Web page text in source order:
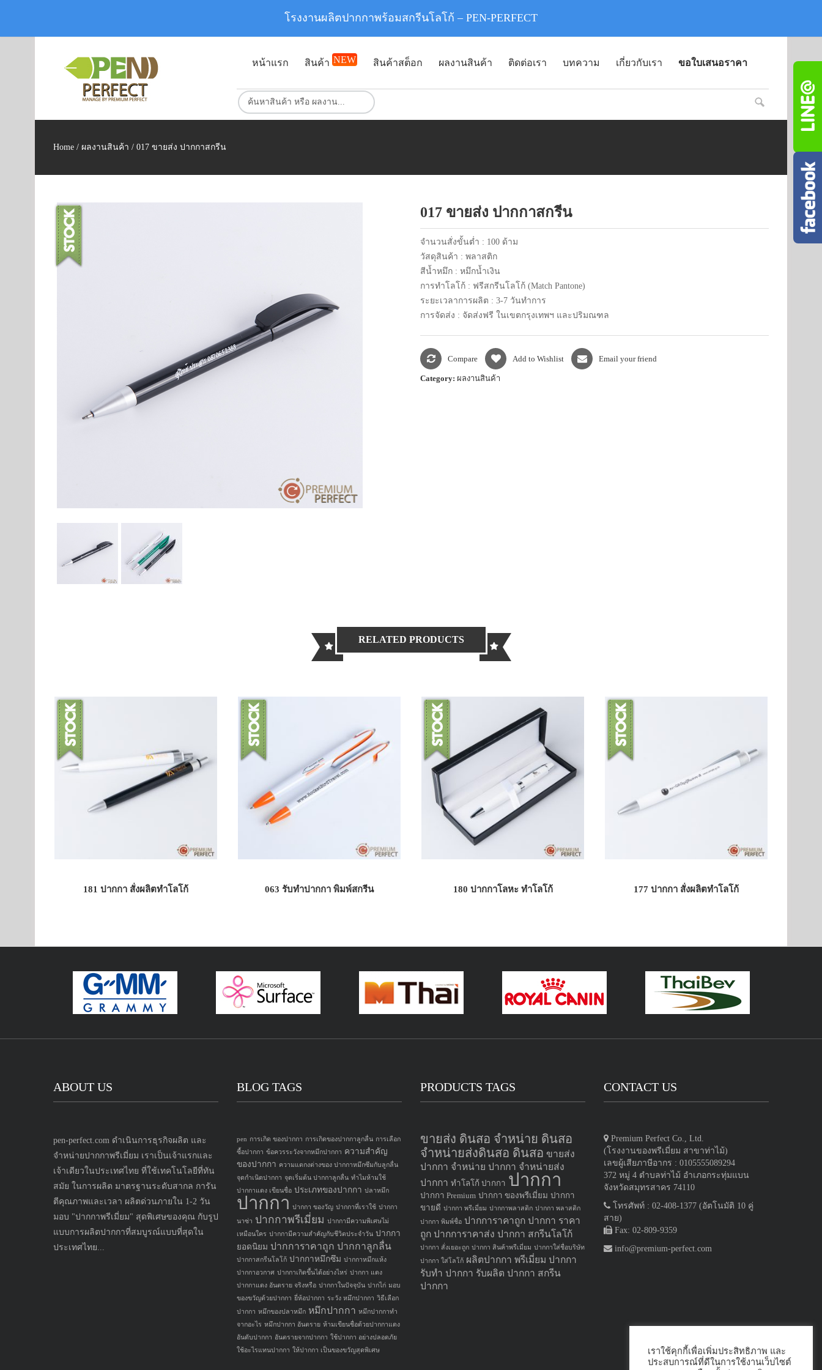
หน้าแรก สินค้า NEW สินค้าสต็อก ผลงานสินค้า ติดต่อเรา บทความ เกี่ยวกับเรา ขอใบเสนอราคา
Home / ผลงานสินค้า / 017 ขายส่ง ปากกาสกรีน
017 ขายส่ง ปากกาสกรีน
จำนวนสั่งขั้นต่ำ : 100 ด้าม
วัสดุสินค้า : พลาสติก
สีน้ำหมึก : หมึกน้ำเงิน
การทำโลโก้ : ฟรีสกรีนโลโก้ (Match Pantone)
ระยะเวลาการผลิต : 3-7 วันทำการ
การจัดส่ง : จัดส่งฟรี ในเขตกรุงเทพฯ และปริมณฑล
Compare Add to Wishlist Email your friend
Category: ผลงานสินค้า
RELATED PRODUCTS
181 ปากกา สั่งผลิตทำโลโก้ 063 รับทำปากกา พิมพ์สกรีน 180 ปากกาโลหะ ทำโลโก้ 177 ปากกา สั่งผลิตทำโลโก้
ABOUT US
pen-perfect.com ดำเนินการธุรกิจผลิต และ
จำหน่ายปากกาพรีเมี่ยม เราเป็นเจ้าแรกและ
เจ้าเดียวในประเทศไทย ที่ใช้เทคโนโลยีที่ทัน
สมัย ในการผลิต มาตรฐานระดับสากล การัน
ตีคุณภาพและเวลา ผลิตด่วนภายใน 1-2 วัน
มอบ "ปากกาพรีเมี่ยม" สุดพิเศษของคุณ กับรูป
แบบการผลิตปากกาที่สมบูรณ์แบบที่สุดใน
ประเทศไทย...
BLOG TAGS
pen การเกิด ของปากกา การเกิดของปากกาลูกลื่น การเลือก
ซื้อปากกา ข้อควรระวังจากหมึกปากกา ความสำคัญ
ของปากกา ความแตกงต่างของ ปากกาหมึกซึมกับลูกลื่น
จุดกำเนิดปากกา จุดเริ่มต้น ปากกาลูกลื่น ทำไมห้ามใช้
ปากกาแดง เขียนชื่อ ประเภทของปากกา ปลาหมึก
ปากกา ปากกา ของวัญ ปากกาที่เราใช้ ปากกา
นาซ่า ปากกาพรีเมี่ยม ปากกามีความพิเศษไม่
เหมือนใคร ปากกามีความสำคัญกับชีวิตประจำวัน ปากกา
ยอดนิยม ปากการาคาถูก ปากกาลูกลื่น
ปากกาสกรีนโลโก้ ปากกาหมึกซึม ปากกาหมึกแห้ง
ปากกาอวกาศ ปากกาเกิดขึ้นได้อย่างไหร่ ปากกา แดง
ปากกาแดง อันตราย จริงหรือ ปากกาในปัจจุบัน ปากไก่ มอบ
ของขวัญด้วยปากกา ยี่ห้อปากกา ระวัง หมึกปากกา วิธีเลือก
ปากกา หมึกของปลาหมึก หมึกปากกา หมึกปากกาทำ
จากอะไร หมึกปากกา อันตราย ห้ามเขียนชื่อด้วยปากกาแดง
อันดับปากกา อันตรายจากปากกา ใช้ปากกา อย่างปลอดภัย
ใช้อะไรแทนปากกา ให้ปากกา เป็นของขวัญสุดพิเศษ
PRODUCTS TAGS
ขายส่ง ดินสอ จำหน่าย ดินสอ
จำหน่ายส่งดินสอ ดินสอ ขายส่ง
ปากกา จำหน่าย ปากกา จำหน่ายส่ง
ปากกา ทำโลโก้ ปากกา ปากกา
ปากกา Premium ปากกา ของพรีเมี่ยม ปากกา
ขายดี ปากกา พรีเมี่ยม ปากกาพลาสติก ปากกา พลาสติก
ปากกา พิมพ์ชื่อ ปากการาคาถูก ปากกา ราคา
ถูก ปากการาคาส่ง ปากกา สกรีนโลโก้
ปากกา สั่งเยอะถูก ปากกา สินค้าพรีเมี่ยม ปากกาใส่ชื่อบริษัท
ปากกา ใส่โลโก้ ผลิตปากกา พรีเมี่ยม ปากกา
รับทำ ปากกา รับผลิต ปากกา สกรีน
ปากกา
CONTACT US
Premium Perfect Co., Ltd.
(โรงงานของพรีเมี่ยม สาขาท่าไม้)
เลขผู้เสียภาษีอากร : 0105555089294
372 หมู่ 4 ตำบลท่าไม้ อำเภอกระทุ่มแบน
จังหวัดสมุทรสาคร 74110
โทรศัพท์ : 02-408-1377 (อัตโนมัติ 10 คู่
สาย)
Fax: 02-809-9359
info@premium-perfect.com
เราใช้คุกกี้เพื่อเพิ่มประสิทธิภาพ และ
ประสบการณ์ที่ดีในการใช้งานเว็บไซต์
โรงงานผลิตปากกาพร้อมสกรีนโลโก้ – PEN-PERFECT